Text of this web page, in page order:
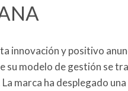
innovación y positivo
su modelo de gestión se
marca ha desplegado una